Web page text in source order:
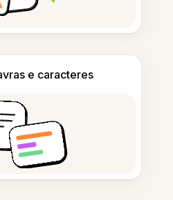
e caracteres